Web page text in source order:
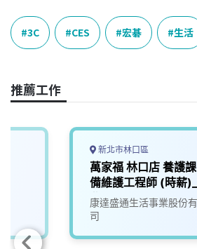
c
e
b
o
k
n
e
e
n
k
e
n
y
k
3C CES 宏碁 生活
推薦工作
新北市林口區
萬家福 林口店 養護
備維護工程師 (時薪
北
康達盛通生活事業股份
司